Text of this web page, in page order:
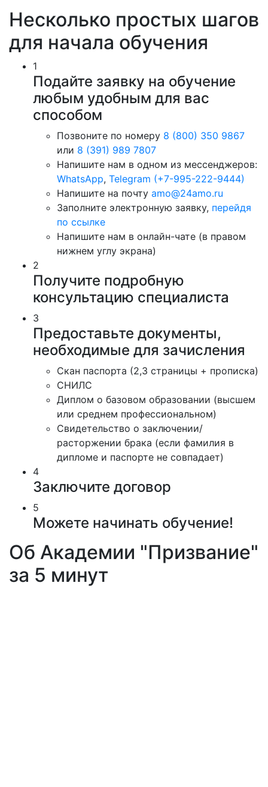
Несколько простых шагов
для начала обучения
1
Подайте заявку на обучение
любым удобным для вас
способом
Позвоните по номеру 8 (800) 350 9867
или 8 (391) 989 7807
Напишите нам в одном из мессенджеров:
WhatsApp, Telegram (+7-995-222-9444)
Напишите на почту amo@24amo.ru
Заполните электронную заявку, перейдя
по ссылке
Напишите нам в онлайн-чате (в правом
нижнем углу экрана)
2
Получите подробную
консультацию специалиста
3
Предоставьте документы,
необходимые для зачисления
Скан паспорта (2,3 страницы + прописка)
СНИЛС
Диплом о базовом образовании (высшем
или среднем профессиональном)
Свидетельство о заключении/
расторжении брака (если фамилия в
дипломе и паспорте не совпадает)
4
Заключите договор
5
Можете начинать обучение!
Об Академии "Призвание"
за 5 минут